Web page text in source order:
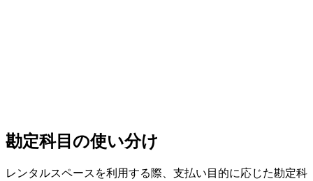
勘定科目の使い分け
レンタルスペースを利用する際、支払い目的に応じた勘定科